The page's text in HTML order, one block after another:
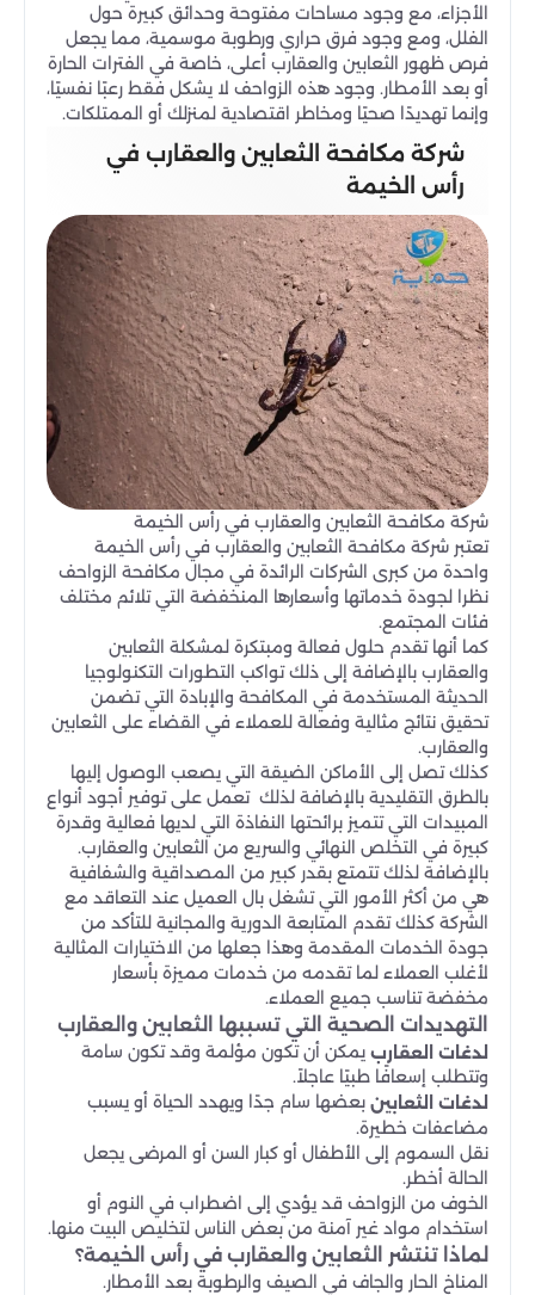
الأجزاء، مع وجود مساحات مفتوحة وحدائق كبيرة حول
الفلل، ومع وجود فرق حراري ورطوبة موسمية، مما يجعل
فرص ظهور الثعابين والعقارب أعلى، خاصة في الفترات الحارة
أو بعد الأمطار. وجود هذه الزواحف لا يشكل فقط رعبًا نفسيًا،
وإنما تهديدًا صحيًا ومخاطر اقتصادية لمنزلك أو الممتلكات.
شركة مكافحة الثعابين والعقارب في
رأس الخيمة
شركة مكافحة الثعابين والعقارب في رأس الخيمة
تعتبر شركة مكافحة الثعابين والعقارب في رأس الخيمة
واحدة من كبرى الشركات الرائدة في مجال مكافحة الزواحف
نظرا لجودة خدماتها وأسعارها المنخفضة التي تلائم مختلف
فئات المجتمع.
كما أنها تقدم حلول فعالة ومبتكرة لمشكلة الثعابين
والعقارب بالإضافة إلى ذلك تواكب التطورات التكنولوجيا
الحديثة المستخدمة في المكافحة والإبادة التي تضمن
تحقيق نتائج مثالية وفعالة للعملاء في القضاء على الثعابين
والعقارب.
كذلك تصل إلى الأماكن الضيقة التي يصعب الوصول إليها
بالطرق التقليدية بالإضافة لذلك تعمل على توفير أجود أنواع
المبيدات التي تتميز برائحتها النفاذة التي لديها فعالية وقدرة
كبيرة في التخلص النهائي والسريع من الثعابين والعقارب.
بالإضافة لذلك تتمتع بقدر كبير من المصداقية والشفافية
هي من أكثر الأمور التي تشغل بال العميل عند التعاقد مع
الشركة كذلك تقدم المتابعة الدورية والمجانية للتأكد من
جودة الخدمات المقدمة وهذا جعلها من الاختيارات المثالية
لأغلب العملاء لما تقدمه من خدمات مميزة بأسعار
مخفضة تناسب جميع العملاء.
التهديدات الصحية التي تسببها الثعابين والعقارب
لدغات العقارب يمكن أن تكون مؤلمة وقد تكون سامة
وتتطلب إسعافًا طبيًا عاجلاً.
لدغات الثعابين بعضها سام جدًا ويهدد الحياة أو يسبب
مضاعفات خطيرة.
نقل السموم إلى الأطفال أو كبار السن أو المرضى يجعل
الحالة أخطر.
الخوف من الزواحف قد يؤدي إلى اضطراب في النوم أو
استخدام مواد غير آمنة من بعض الناس لتخليص البيت منها.
لماذا تنتشر الثعابين والعقارب في رأس الخيمة؟
المناخ الحار والجاف في الصيف والرطوبة بعد الأمطار.